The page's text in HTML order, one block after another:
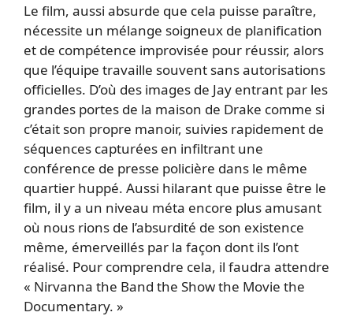
Le film, aussi absurde que cela puisse paraître,
nécessite un mélange soigneux de planification
et de compétence improvisée pour réussir, alors
que l’équipe travaille souvent sans autorisations
officielles. D’où des images de Jay entrant par les
grandes portes de la maison de Drake comme si
c’était son propre manoir, suivies rapidement de
séquences capturées en infiltrant une
conférence de presse policière dans le même
quartier huppé. Aussi hilarant que puisse être le
film, il y a un niveau méta encore plus amusant
où nous rions de l’absurdité de son existence
même, émerveillés par la façon dont ils l’ont
réalisé. Pour comprendre cela, il faudra attendre
« Nirvanna the Band the Show the Movie the
Documentary. »